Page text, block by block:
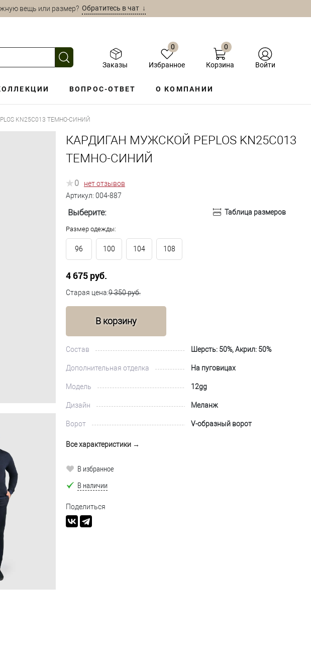
вещь или размер?Обратитесь в чат ↓
Заказы
0
Избранное
0
Корзина Войти
ВОПРОС-ОТВЕТ О КОМПАНИИ
KN25C013 ТЕМНО-СИНИЙ
КАРДИГАН МУЖСКОЙ PEPLOS KN25C013
ТЕМНО-СИНИЙ
0
нет отзывов
Артикул: 004-887
Выберите: Таблица размеров
Размер одежды:
96 100 104 108
4 675 руб.
Старая цена:9 350 руб.
В корзину
Состав Шерсть: 50%, Акрил: 50%
Дополнительная отделка На пуговицах
Модель 12gg
Дизайн Меланж
Ворот V-образный ворот
Все характеристики →
В избранное
В наличии
Поделиться